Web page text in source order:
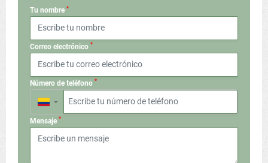
Tu nombre *
Correo electrónico *
Número de teléfono *
▼
Mensaje *